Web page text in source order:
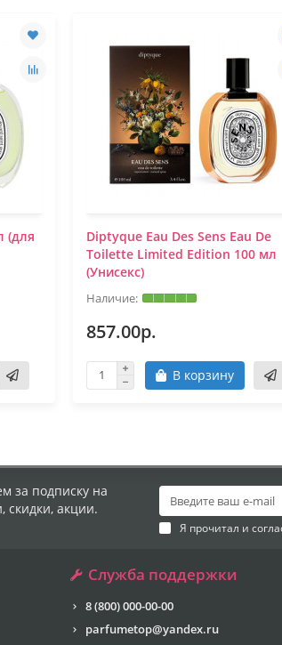
(для
Diptyque Eau Des Sens Eau De
Toilette Limited Edition 100 мл
(Унисекс)
857.00р.
В корзину
за подписку на
скидки, акции.
Я прочитал и
Служба поддержки
8 (800) 000-00-00
parfumetop@yandex.ru